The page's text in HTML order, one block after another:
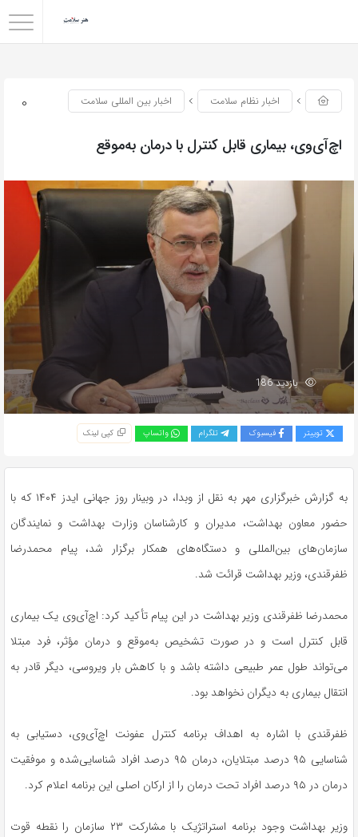
0 اخبار نظام سلامت اخبار بین المللی سلامت
اچ‌آی‌وی، بیماری قابل کنترل با درمان به‌موقع
بازدید 186
توییتر فیسبوک تلگرام واتساپ کپی لینک
به گزارش خبرگزاری مهر به نقل ازوبدا، در وبینار
روز جهانی ایدز ۱۴۰۴ که با
حضور معاون بهداشت، مدیران و کارشناسان وزارت بهداشت و نمایندگان
سازمان‌های بین‌المللی و دستگاه‌های همکار برگزار شد، پیام محمدرضا
ظفرقندی، وزیر بهداشت قرائت شد.
محمدرضا ظفرقندی وزیر بهداشت در این پیام تأکید کرد: اچ‌آی‌وی یک بیماری
قابل کنترل است و در صورت تشخیص به‌موقع و درمان مؤثر، فرد مبتلا
می‌تواند طول عمر طبیعی داشته باشد و با کاهش بار ویروسی، دیگر قادر به
انتقال بیماری به دیگران نخواهد بود.
ظفرقندی با اشاره به اهداف برنامه کنترل عفونت اچ‌آی‌وی، دستیابی به
شناسایی ۹۵ درصد مبتلایان، درمان ۹۵ درصد افراد شناسایی‌شده و موفقیت
درمان در ۹۵ درصد افراد تحت درمان را از ارکان اصلی این برنامه اعلام کرد.
وزیر بهداشت وجود برنامه استراتژیک با مشارکت ۲۳ سازمان را نقطه قوت